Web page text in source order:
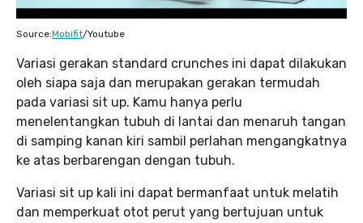
Source:Mobifit/Youtube
Variasi gerakan standard crunches ini dapat dilakukan
oleh siapa saja dan merupakan gerakan termudah
pada variasi sit up. Kamu hanya perlu
menelentangkan tubuh di lantai dan menaruh tangan
di samping kanan kiri sambil perlahan mengangkatnya
ke atas berbarengan dengan tubuh.
Variasi sit up kali ini dapat bermanfaat untuk melatih
dan memperkuat otot perut yang bertujuan untuk